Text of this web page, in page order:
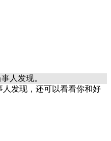
人发现。
发现，还可以看看你和好